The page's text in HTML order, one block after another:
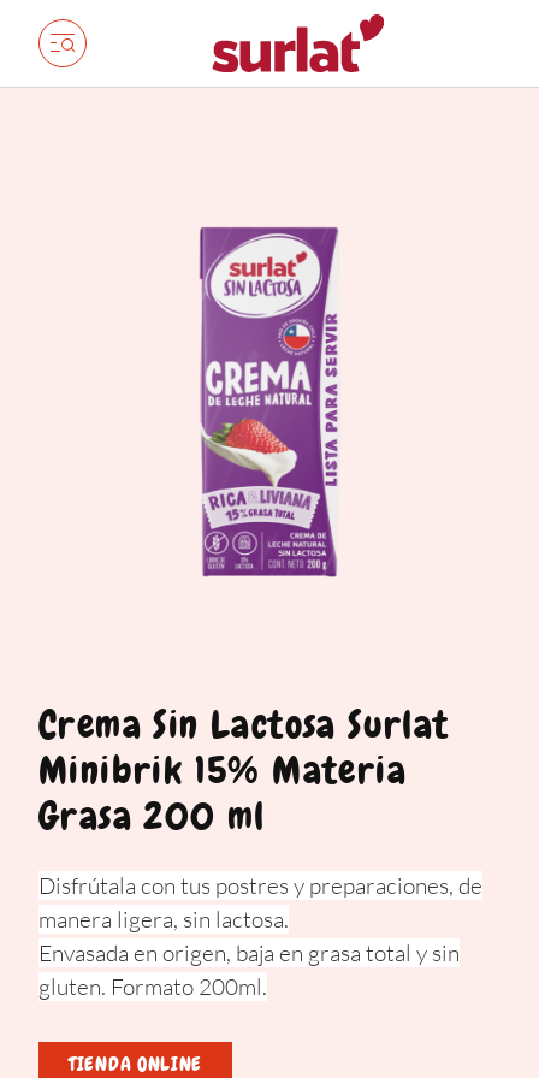
Crema Sin Lactosa Surlat
Minibrik 15% Materia
Grasa 200 ml
Disfrútala con tus postres y preparaciones, de
manera ligera, sin lactosa.
Envasada en origen, baja en grasa total y sin
gluten. Formato 200ml.
TIENDA ONLINE